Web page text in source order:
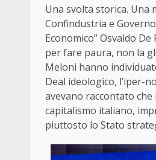
Una svolta storica. Una
Confindustria e
Economico” Osvaldo
per fare paura, non la
Meloni hanno
Deal ideologico, l’iper-
avevano raccontato
capitalismo italiano,
piuttosto lo Stato